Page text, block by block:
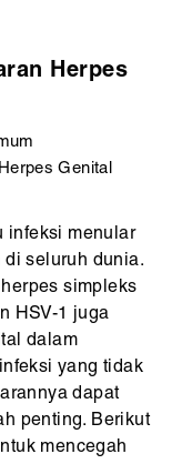
Herpes
Genital
infeksi menular
di seluruh dunia.
simpleks
HSV-1 juga
dalam
yang tidak
dapat
penting. Berikut
mencegah